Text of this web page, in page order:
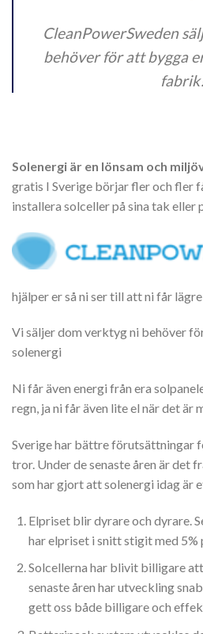
CleanPowerSweden
behöver för att bygga
Solenergi är en lönsam och
gratis I Sverige börjar fler och fler
installera solceller på sina tak eller
hjälper er så ni ser till att ni får
Vi säljer dom verktyg ni behöver
solenergi
Ni får även energi från era
regn, ja ni får även lite el när det är
Sverige har bättre förutsättningar
tror. Under de senaste åren är det
som har gjort att solenergi idag är
Elpriset blir dyrare och dyrare.
har elpriset i snitt stigit med 5%
Solcellerna har blivit billigare
senaste åren har utveckling
gett oss både billigare och